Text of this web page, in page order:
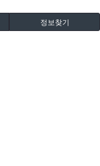
정보찾기